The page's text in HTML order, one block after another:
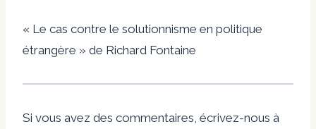
« Le cas contre le solutionnisme en politique
étrangère » de Richard Fontaine
Si vous avez des commentaires, écrivez-nous à